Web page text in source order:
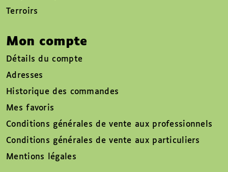
Terroirs
Mon compte
Détails du compte
Adresses
Historique des commandes
Mes favoris
Conditions générales de vente aux professionnels
Conditions générales de vente aux particuliers
Mentions légales